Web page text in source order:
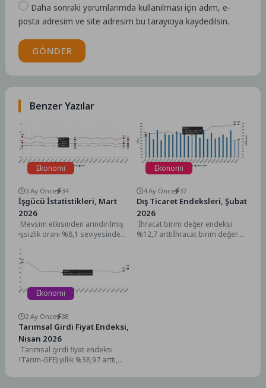
Daha sonraki yorumlarımda kullanılması için adım, e-
posta adresim ve site adresim bu tarayıcıya kaydedilsin.
GÖNDER
Benzer Yazılar
Ekonomi
3 Ay Önce 34
İşgücü İstatistikleri, Mart
2026
Mevsim etkisinden arındırılmış
işsizlik oranı %8,1 seviyesinde
Araştırması sonuçlarına göre;
15 ve daha...
Ekonomi
4 Ay Önce 37
Dış Ticaret Endeksleri, Şubat
2026
İhracat birim değer endeksi
%12,7 arttıİhracat birim değer
Ekonomi
2 Ay Önce 38
Tarımsal Girdi Fiyat Endeksi,
Nisan 2026
Tarımsal girdi fiyat endeksi
(Tarım-GFE) yıllık %38,97 arttı,
(2020=100), 2026 yılı Nisan...